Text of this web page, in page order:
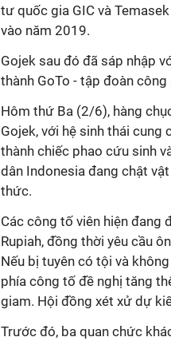
tư quốc gia GIC và
vào năm 2019.
Gojek sau đó đã sáp nhập
thành GoTo - tập đoàn
Hôm thứ Ba (2/6), hàng
Gojek, với hệ sinh thái cung
thành chiếc phao cứu sinh
dân Indonesia đang chật
thức.
Các công tố viên hiện đang
Rupiah, đồng thời yêu cầu
Nếu bị tuyên có tội và
phía công tố đề nghị tăng
giam. Hội đồng xét xử dự
Trước đó, ba quan chức